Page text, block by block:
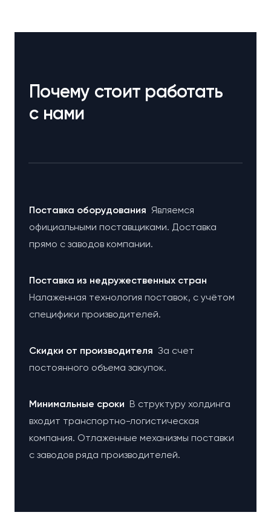
Почему стоит работать
с нами
Поставка оборудования Являемся
официальными поставщиками. Доставка
прямо с заводов компании.
Поставка из недружественных стран
Налаженная технология поставок, с учётом
специфики производителей.
Cкидки от производителя За счет
постоянного объема закупок.
Минимальные сроки В структуру холдинга
входит транспортно-логистическая
компания. Отлаженные механизмы поставки
с заводов ряда производителей.